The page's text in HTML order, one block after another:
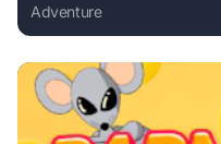
Adventure
Play Horse Simulator